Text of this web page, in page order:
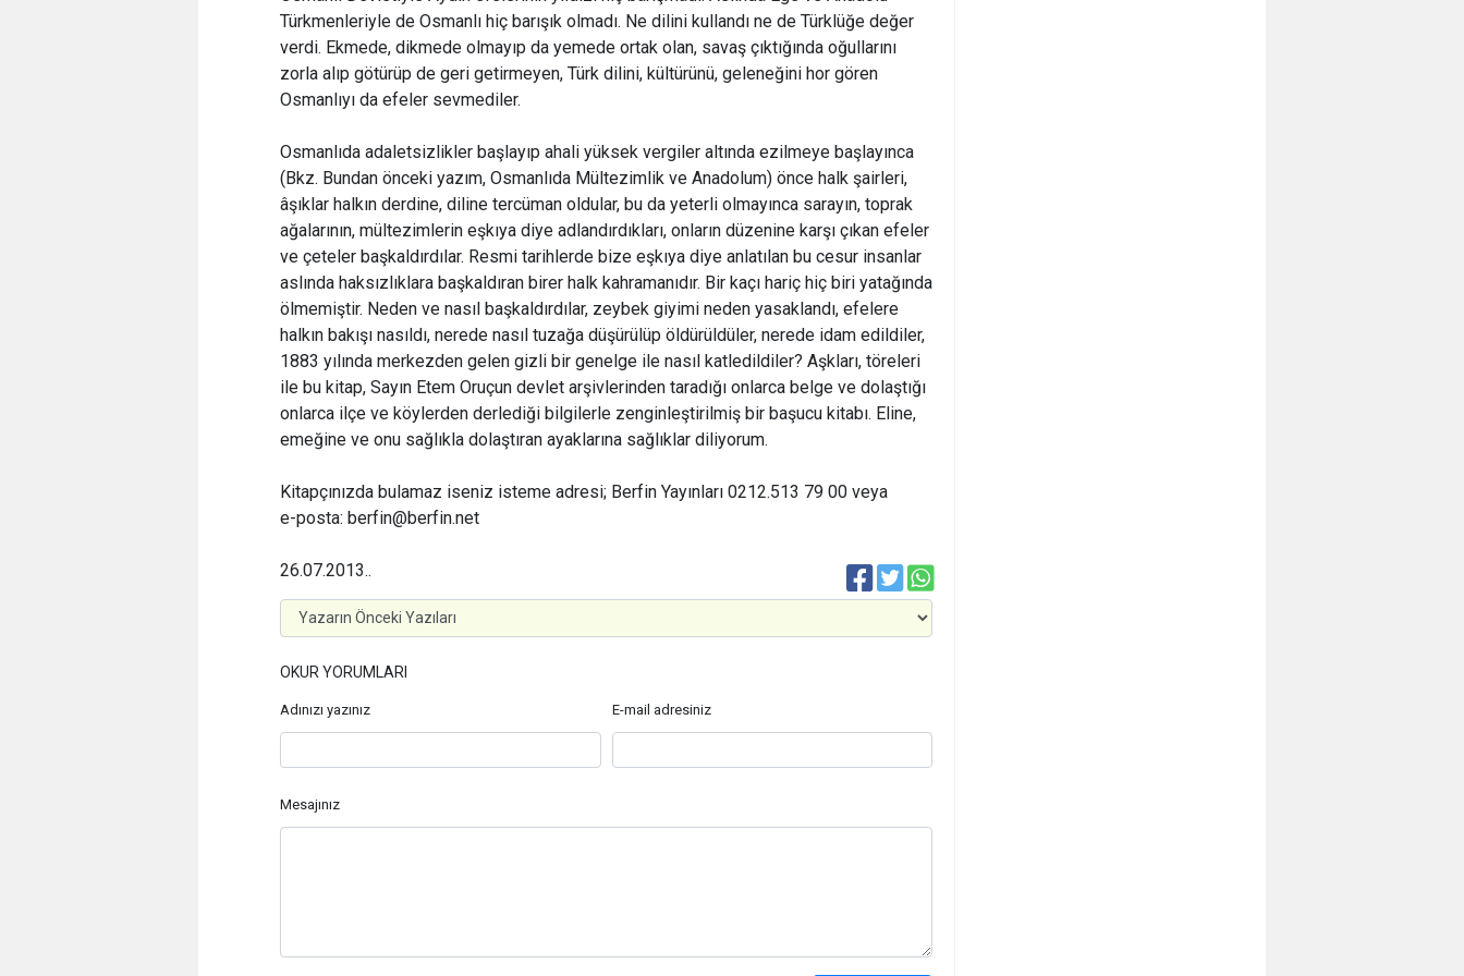
Türkmenleriyle de Osmanlı hiç barışık olmadı. Ne dilini kullandı ne de Türklüğe değer
verdi. Ekmede, dikmede olmayıp da yemede ortak olan, savaş çıktığında oğullarını
zorla alıp götürüp de geri getirmeyen, Türk dilini, kültürünü, geleneğini hor gören
Osmanlıyı da efeler sevmediler.
Osmanlıda adaletsizlikler başlayıp ahali yüksek vergiler altında ezilmeye başlayınca
(Bkz. Bundan önceki yazım, Osmanlıda Mültezimlik ve Anadolum) önce halk şairleri,
âşıklar halkın derdine, diline tercüman oldular, bu da yeterli olmayınca sarayın, toprak
ağalarının, mültezimlerin eşkıya diye adlandırdıkları, onların düzenine karşı çıkan efeler
ve çeteler başkaldırdılar. Resmi tarihlerde bize eşkıya diye anlatılan bu cesur insanlar
aslında haksızlıklara başkaldıran birer halk kahramanıdır. Bir kaçı hariç hiç biri yatağında
ölmemiştir. Neden ve nasıl başkaldırdılar, zeybek giyimi neden yasaklandı, efelere
halkın bakışı nasıldı, nerede nasıl tuzağa düşürülüp öldürüldüler, nerede idam edildiler,
1883 yılında merkezden gelen gizli bir genelge ile nasıl katledildiler? Aşkları, töreleri
ile bu kitap, Sayın Etem Oruçun devlet arşivlerinden taradığı onlarca belge ve dolaştığı
onlarca ilçe ve köylerden derlediği bilgilerle zenginleştirilmiş bir başucu kitabı. Eline,
emeğine ve onu sağlıkla dolaştıran ayaklarına sağlıklar diliyorum.
Kitapçınızda bulamaz iseniz isteme adresi; Berfin Yayınları 0212.513 79 00 veya
e-posta: berfin@berfin.net
..
26.07.2013
OKUR YORUMLARI
Adınızı yazınız E-mail adresiniz
Mesajınız